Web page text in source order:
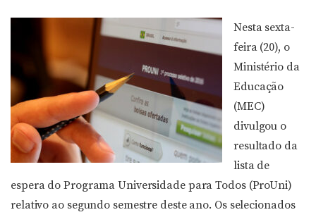
Nesta sexta-
feira (20), o
Ministério da
Educação
(MEC)
divulgou o
resultado da
lista de
espera do Programa Universidade para Todos (ProUni)
relativo ao segundo semestre deste ano. Os selecionados